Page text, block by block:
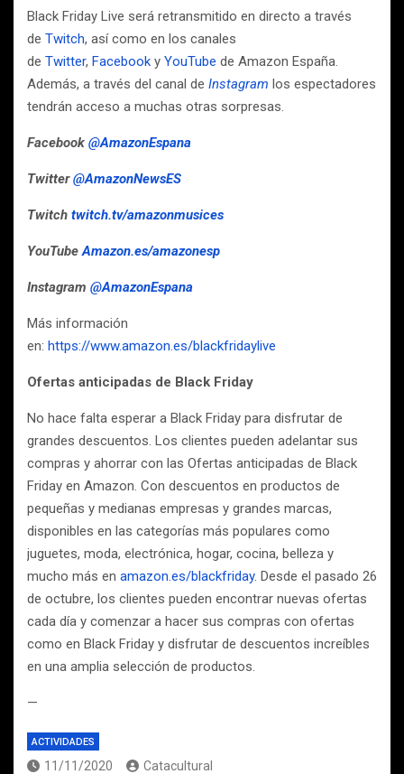
Black Friday Live será retransmitido en directo a través
de Twitch, así como en los canales
de Twitter, Facebook y YouTube de Amazon España.
Además, a través del canal de Instagram los espectadores
tendrán acceso a muchas otras sorpresas.
Facebook @AmazonEspana
Twitter@AmazonNewsES
Twitch twitch.tv/amazonmusices
YouTube Amazon.es/amazonesp
Instagram @AmazonEspana
Más información
en: https://www.amazon.es/blackfridaylive
Ofertas anticipadas de Black Friday
No hace falta esperar a Black Friday para disfrutar de
grandes descuentos. Los clientes pueden adelantar sus
compras y ahorrar con las Ofertas anticipadas de Black
Friday en Amazon. Con descuentos en productos de
pequeñas y medianas empresas y grandes marcas,
disponibles en las categorías más populares como
juguetes, moda, electrónica, hogar, cocina, belleza y
mucho más en amazon.es/blackfriday. Desde el pasado 26
de octubre, los clientes pueden encontrar nuevas ofertas
cada día y comenzar a hacer sus compras con ofertas
como en Black Friday y disfrutar de descuentos increíbles
en una amplia selección de productos.
—
ACTIVIDADES
11/11/2020 Catacultural